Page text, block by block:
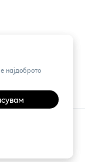
најдоброто